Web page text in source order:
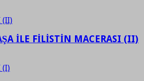
İLE FİLİSTİN MACERASI (II)